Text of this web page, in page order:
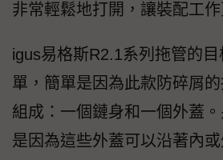
非常輕鬆地打開，讓裝配工作
igus易格斯R2.1系列拖管的
單，簡單是因為此款防碎屑
組成：一個鏈身和一個外蓋
是因為這些外蓋可以沿著內